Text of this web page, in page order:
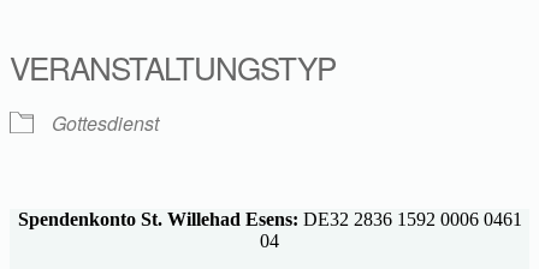
VERANSTALTUNGSTYP
Gottesdienst
Spendenkonto St. Willehad Esens: DE32 2836 1592 0006 0461
04